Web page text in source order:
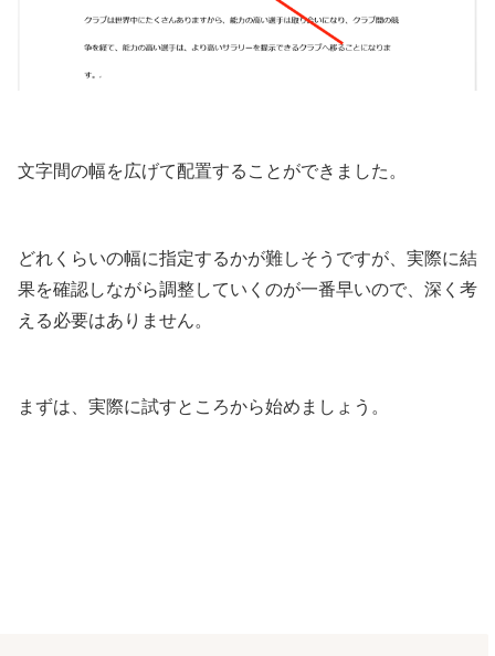
文字間の幅を広げて配置することができました。
どれくらいの幅に指定するかが難しそうですが、実際に結
果を確認しながら調整していくのが一番早いので、深く考
える必要はありません。
まずは、実際に試すところから始めましょう。